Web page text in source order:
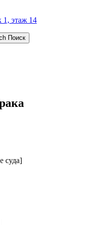
1, этаж 14
Поиск
суда]